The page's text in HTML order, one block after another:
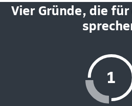
Vier Gründe, die